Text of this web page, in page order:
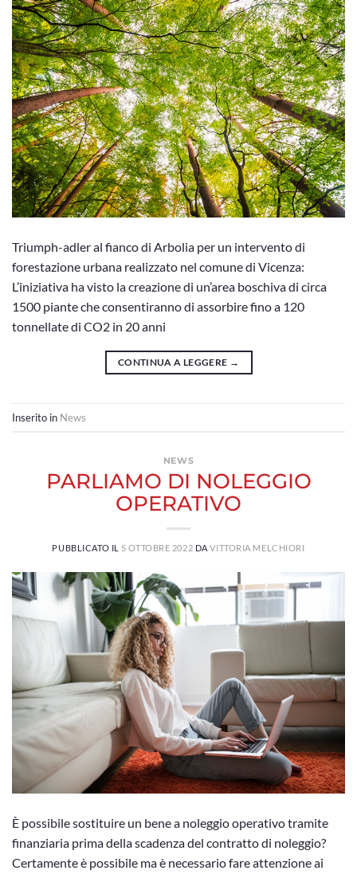
Triumph-adler al fianco di Arbolia per un intervento di
forestazione urbana realizzato nel comune di Vicenza:
L’iniziativa ha visto la creazione di un’area boschiva di circa
1500 piante che consentiranno di assorbire fino a 120
tonnellate di CO2 in 20 anni
CONTINUA A LEGGERE →
Inserito in News
NEWS
PARLIAMO DI NOLEGGIO
OPERATIVO
PUBBLICATO IL 5 OTTOBRE 2022 DAVITTORIA MELCHIORI
È possibile sostituire un bene a noleggio operativo tramite
finanziaria prima della scadenza del contratto di noleggio?
Certamente è possibile ma è necessario fare attenzione ai